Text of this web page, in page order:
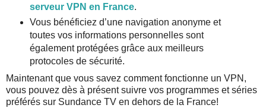
serveur VPN en France.
Vous bénéficiez d’une navigation anonyme et
toutes vos informations personnelles sont
également protégées grâce aux meilleurs
protocoles de sécurité.
Maintenant que vous savez comment fonctionne un VPN,
vous pouvez dès à présent suivre vos programmes et séries
préférés sur Sundance TV en dehors de la France!